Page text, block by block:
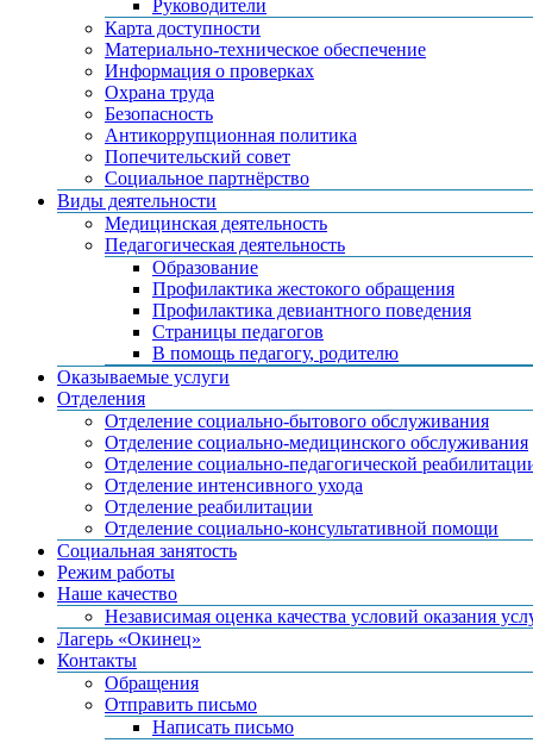
Руководители
Карта доступности
Материально-техническое обеспечение
Информация о проверках
Охрана труда
Безопасность
Антикоррупционная политика
Попечительский совет
Социальное партнёрство
Виды деятельности
Медицинская деятельность
Педагогическая деятельность
Образование
Профилактика жестокого обращения
Профилактика девиантного поведения
Страницы педагогов
В помощь педагогу, родителю
Оказываемые услуги
Отделения
Отделение социально-бытового обслуживания
Отделение социально-медицинского обслуживания
Отделение социально-педагогической
Отделение интенсивного ухода
Отделение реабилитации
Отделение социально-консультативной помощи
Социальная занятость
Режим работы
Наше качество
Независимая оценка качества условий оказания
Лагерь «Окинец»
Контакты
Обращения
Отправить письмо
Написать письмо